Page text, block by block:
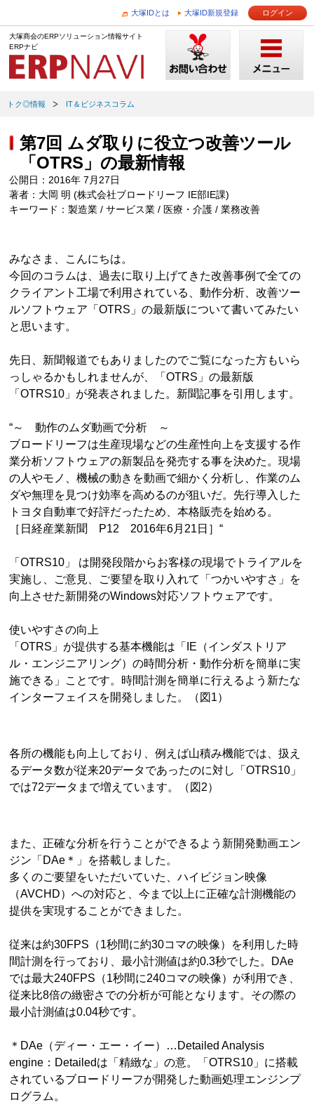
大塚IDとは 大塚ID新規登録 ログイン
大塚商会のERPソリューション情報サイト
ERPナビ
トク◎情報 IT＆ビジネスコラム
第7回 ムダ取りに役立つ改善ツール
「OTRS」の最新情報
公開日：2016年 7月27日
著者：大岡 明 (株式会社ブロードリーフ IE部IE課)
キーワード：製造業 / サービス業 / 医療・介護 / 業務改善
みなさま、こんにちは。
今回のコラムは、過去に取り上げてきた改善事例で全ての
クライアント工場で利用されている、動作分析、改善ツー
ルソフトウェア「OTRS」の最新版について書いてみたい
と思います。
先日、新聞報道でもありましたのでご覧になった方もいら
っしゃるかもしれませんが、「OTRS」の最新版
「OTRS10」が発表されました。新聞記事を引用します。
“～ 動作のムダ動画で分析 ～
ブロードリーフは生産現場などの生産性向上を支援する作
業分析ソフトウェアの新製品を発売する事を決めた。現場
の人やモノ、機械の動きを動画で細かく分析し、作業のム
ダや無理を見つけ効率を高めるのが狙いだ。先行導入した
トヨタ自動車で好評だったため、本格販売を始める。
［日経産業新聞 P12 2016年6月21日］“
「OTRS10」 は開発段階からお客様の現場でトライアルを
実施し、ご意見、ご要望を取り入れて「つかいやすさ」を
向上させた新開発のWindows対応ソフトウェアです。
使いやすさの向上
「OTRS」が提供する基本機能は「IE（インダストリア
ル・エンジニアリング）の時間分析・動作分析を簡単に実
施できる」ことです。時間計測を簡単に行えるよう新たな
インターフェイスを開発しました。（図1）
各所の機能も向上しており、例えば山積み機能では、扱え
るデータ数が従来20データであったのに対し「OTRS10」
では72データまで増えています。（図2）
また、正確な分析を行うことができるよう新開発動画エン
ジン「DAe＊」を搭載しました。
多くのご要望をいただいていた、ハイビジョン映像
（AVCHD）への対応と、今まで以上に正確な計測機能の
提供を実現することができました。
従来は約30FPS（1秒間に約30コマの映像）を利用した時
間計測を行っており、最小計測値は約0.3秒でした。DAe
では最大240FPS（1秒間に240コマの映像）が利用でき、
従来比8倍の緻密さでの分析が可能となります。その際の
最小計測値は0.04秒です。
＊DAe（ディー・エー・イー）…Detailed Analysis
engine：Detailedは「精緻な」の意。「OTRS10」に搭載
されているブロードリーフが開発した動画処理エンジンプ
ログラム。